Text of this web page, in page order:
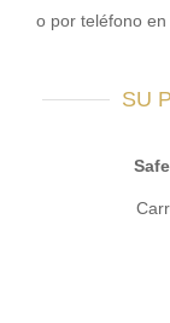
o por teléfono
SU